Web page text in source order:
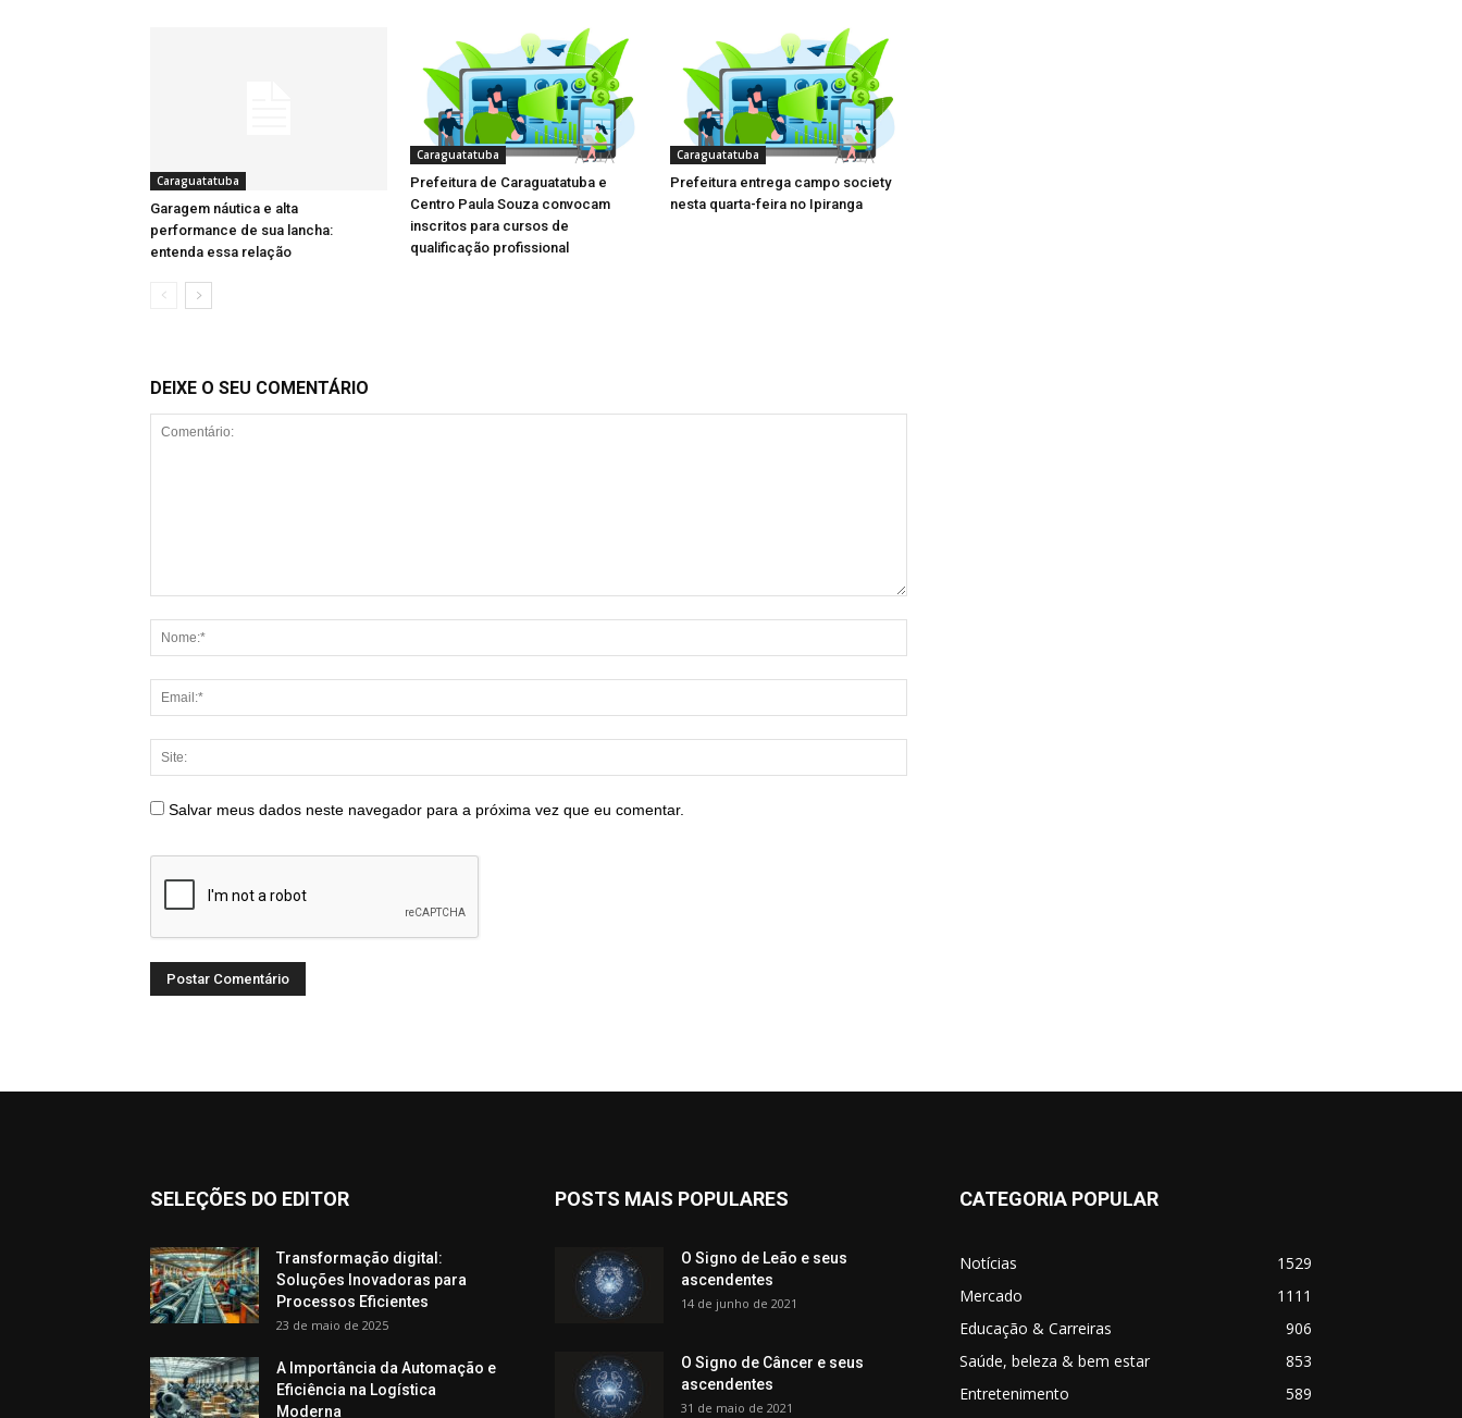
Caraguatatuba
Garagem náutica e alta
performance de sua lancha:
entenda essa relação
Caraguatatuba
Prefeitura de Caraguatatuba e
Centro Paula Souza convocam
inscritos para cursos de
qualificação profissional
Caraguatatuba
Prefeitura entrega campo society
nesta quarta-feira no Ipiranga
DEIXE O SEU COMENTÁRIO
Salvar meus dados neste navegador para a próxima vez que eu comentar.
SELEÇÕES DO EDITOR
Transformação digital:
Soluções Inovadoras para
Processos Eficientes
23 de maio de 2025
A Importância da Automação e
Eficiência na Logística
Moderna
POSTS MAIS POPULARES
O Signo de Leão e seus
ascendentes
14 de junho de 2021
O Signo de Câncer e seus
ascendentes
31 de maio de 2021
CATEGORIA POPULAR
Notícias
1529
Mercado
1111
Educação & Carreiras
906
Saúde, beleza & bem estar
853
Entretenimento
589